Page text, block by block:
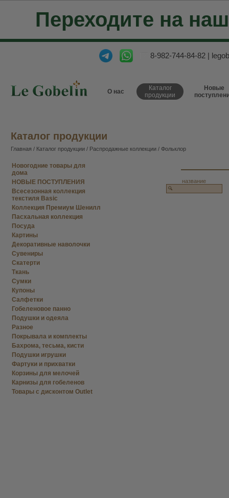
Переходите на
8-982-744-84-82 |
О нас
Каталог
продукции
Новые
Каталог продукции
Главная / Каталог продукции / Распродажные коллекции / Фольклор
Новогодние товары для
дома
НОВЫЕ ПОСТУПЛЕНИЯ
Всесезонная коллекция
текстиля Basic
Коллекция Премиум Шенилл
Пасхальная коллекция
Посуда
Картины
Декоративные наволочки
Сувениры
Скатерти
Ткань
Сумки
Купоны
Салфетки
Гобеленовое панно
Подушки и одеяла
Разное
Покрывала и комплекты
Бахрома, тесьма, кисти
Подушки игрушки
Фартуки и прихватки
Корзины для мелочей
Карнизы для гобеленов
Товары с дисконтом Outlet
название